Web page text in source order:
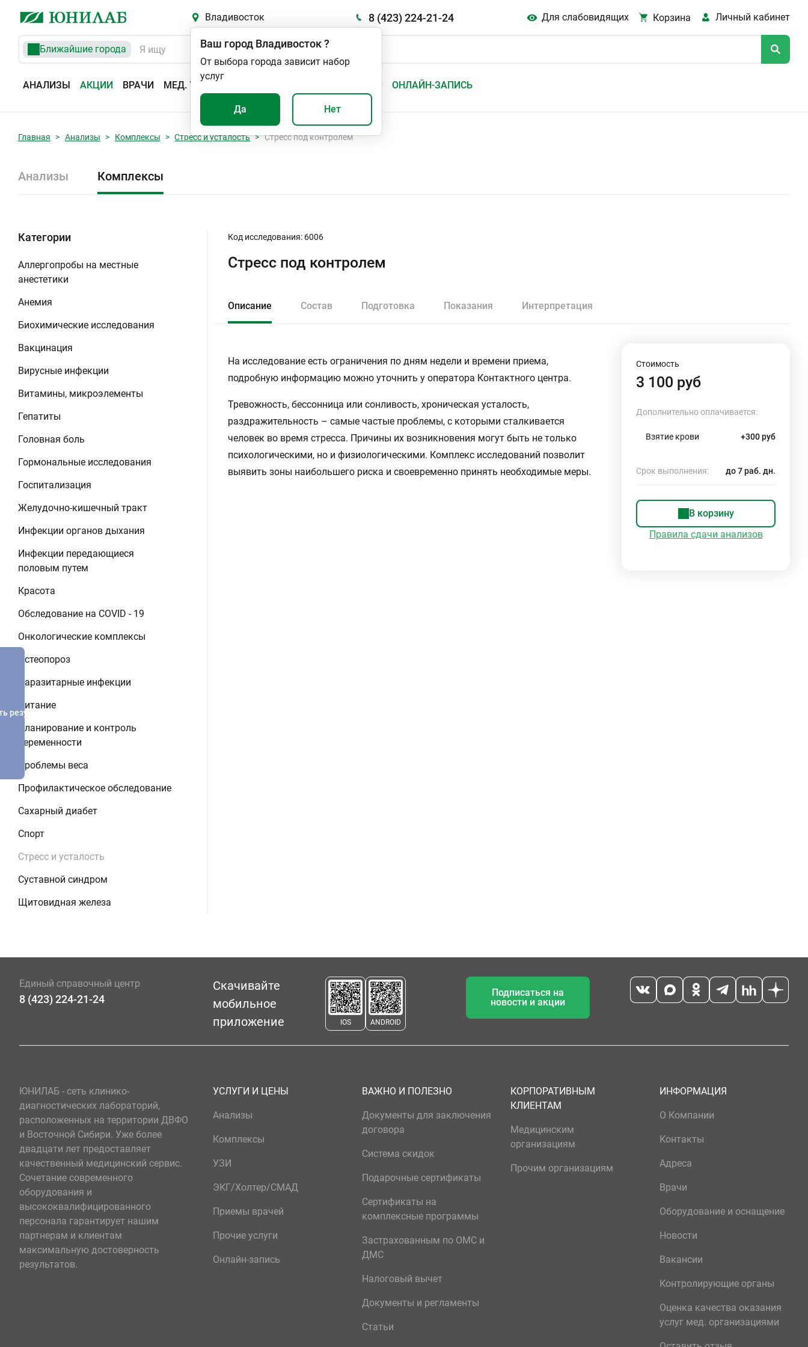
Владивосток 8 (423) 224-21-24 Для слабовидящих Корзина Личный кабинет
Ближайшие города
АНАЛИЗЫ АКЦИИ ВРАЧИ МЕД. УСЛУГИ ОНЛАЙН-ЗАПИСЬ
Ваш город Владивосток?
От выбора города зависит набор
услуг
Да Нет
Главная Анализы Комплексы Стресс и усталость Стресс под контролем
Анализы Комплексы
Категории
Аллергопробы на местные
анестетики
Анемия
Биохимические исследования
Вакцинация
Вирусные инфекции
Витамины, микроэлементы
Гепатиты
Головная боль
Гормональные исследования
Госпитализация
Желудочно-кишечный тракт
Инфекции органов дыхания
Инфекции передающиеся
половым путем
Красота
Обследование на COVID - 19
Онкологические комплексы
Остеопороз
Паразитарные инфекции
Питание
Планирование и контроль
беременности
Проблемы веса
Профилактическое обследование
Сахарный диабет
Спорт
Стресс и усталость
Суставной синдром
Щитовидная железа
Код исследования: 6006
Стресс под контролем
Описание Состав Подготовка Показания Интерпретация
На исследование есть ограничения по дням недели и времени приема,
подробную информацию можно уточнить у оператора Контактного центра.
Тревожность, бессонница или сонливость, хроническая усталость,
раздражительность – самые частые проблемы, с которыми сталкивается
человек во время стресса. Причины их возникновения могут быть не только
психологическими, но и физиологическими. Комплекс исследований позволит
выявить зоны наибольшего риска и своевременно принять необходимые меры.
Стоимость
3 100 руб
Дополнительно оплачивается:
Взятие крови +300 руб
Срок выполнения: до 7 раб. дн.
В корзину
Правила сдачи анализов
результатов
Единый справочный центр
8 (423) 224-21-24
Скачивайте
мобильное
приложение
IOS ANDROID
Подписаться на
новости и акции
ЮНИЛАБ - сеть клинико-
диагностических лабораторий,
расположенных на территории ДВФО
и Восточной Сибири. Уже более
двадцати лет предоставляет
качественный медицинский сервис.
Сочетание современного
оборудования и
высококвалифицированного
персонала гарантирует нашим
партнерам и клиентам
максимальную достоверность
результатов.
УСЛУГИ И ЦЕНЫ
Анализы
Комплексы
УЗИ
ЭКГ/Холтер/СМАД
Приемы врачей
Прочие услуги
Онлайн-запись
ВАЖНО И ПОЛЕЗНО
Документы для заключения
договора
Система скидок
Подарочные сертификаты
Сертификаты на
комплексные программы
Застрахованным по ОМС и
ДМС
Налоговый вычет
Документы и регламенты
Статьи
КОРПОРАТИВНЫМ
КЛИЕНТАМ
Медицинским
организациям
Прочим организациям
ИНФОРМАЦИЯ
О Компании
Контакты
Адреса
Врачи
Оборудование и оснащение
Новости
Вакансии
Контролирующие органы
Оценка качества оказания
услуг мед. организациями